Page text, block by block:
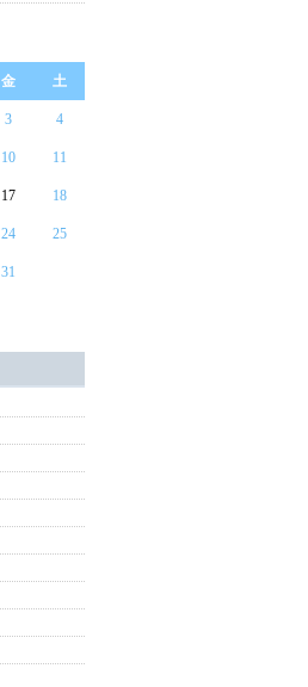
金 土
3 4
10 11
17 18
24 25
31